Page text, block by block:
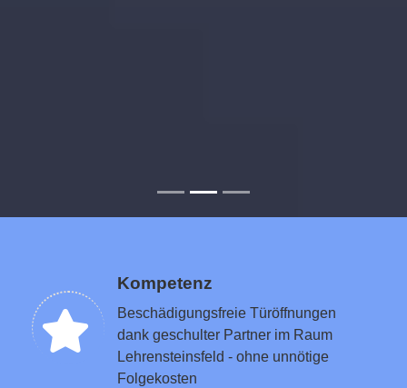
Kompetenz
Beschädigungsfreie Türöffnungen
dank geschulter Partner im Raum
Lehrensteinsfeld - ohne unnötige
Folgekosten